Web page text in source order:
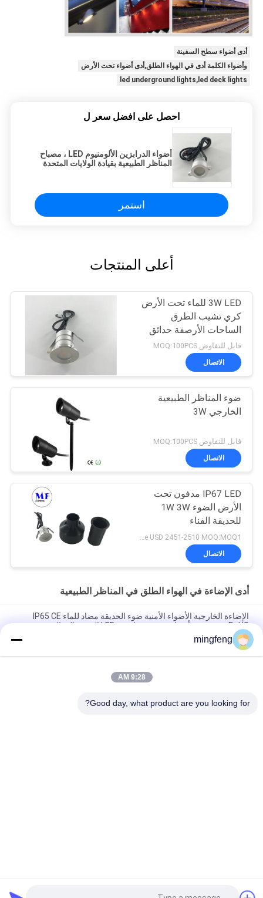
أدى أضواء سطح السفينة
وأضواء الكلمة أدى في الهواء الطلق,أدى أضواء تحت الأرض
led underground lights,led deck lights
احصل على افضل سعر ل
أضواء الدرابزين الألومنيوم LED ، مصباح
المناظر الطبيعية بقيادة الولايات المتحدة
استمر
أعلى المنتجات
3W LED للماء تحت الأرض
كري تشيب الطرق
الساحات الأرصفة حدائق
حمامات السباحة الخفيفة
قابل للتفاوض MOQ:100PCS
الاتصال
ضوء المناظر الطبيعية
الخارجي 3W
قابل للتفاوض MOQ:100PCS
الاتصال
IP67 LED مدفون تحت
الأرض الضوء 1W 3W
للحديقة الفناء
الاتصال
أدى الإضاءة في الهواء الطلق في المناظر الطبيعية
الإضاءة الخارجية الأضواء الأمنية ضوء الحديقة مضاد للماء IP65 CE
RoHS جودة جيدة أضواء شمسية خارجية LED الغسق إلى الفجر
مصابيح الحائط المصغرة المصغرة المصباح الخارجي
مصابيح الحائط المصغرة المصغرة 1W IP65 RGB 2700-6500K
فئات شعبية
mingfeng
9:28 AM
Good day, what product are you looking for?